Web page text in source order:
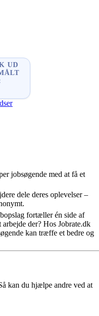
UD
jobsøgende med at få et
dele deres oplevelser –
fortæller én side af
der? Hos Jobrate.dk
kan træffe et bedre og
kan du hjælpe andre ved at